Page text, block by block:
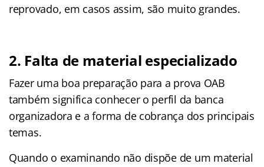
reprovado, em casos assim, são muito grandes.
2. Falta de material especializado
Fazer uma boa preparação para a prova OAB
também significa conhecer o perfil da banca
organizadora e a forma de cobrança dos principais
temas.
Quando o examinando não dispõe de um material